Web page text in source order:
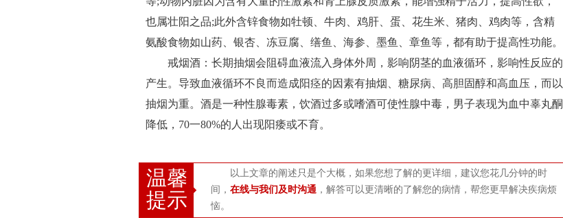
也属壮阳之品;此外含锌食物如牡顿、牛肉、鸡肝、蛋、花生米、猪肉、鸡肉等，含精
氨酸食物如山药、银杏、冻豆腐、缮鱼、海参、墨鱼、章鱼等，都有助于提高性功能。
戒烟酒：长期抽烟会阻碍血液流入身体外周，影响阴茎的血液循环，影响性反应的
产生。导致血液循环不良而造成阳痉的因素有抽烟、糖尿病、高胆固醇和高血压，而以
抽烟为重。酒是一种性腺毒素，饮酒过多或嗜酒可使性腺中毒，男子表现为血中辜丸酮
降低，70一80%的人出现阳痿或不育。
温馨
提示
以上文章的阐述只是个大概，如果您想了解的更详细，建议您花几分钟的时
间， 在线与我们及时沟通 ，解答可以更清晰的了解您的病情，帮您更早解决疾病烦
恼。